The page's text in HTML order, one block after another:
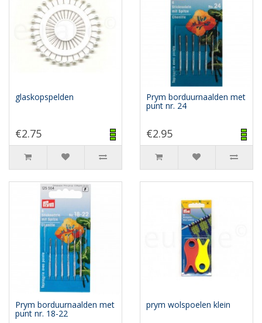
glaskopspelden
€2.75
Prym borduurnaalden met
punt nr. 24
€2.95
Prym borduurnaalden met
punt nr. 18-22
prym wolspoelen klein